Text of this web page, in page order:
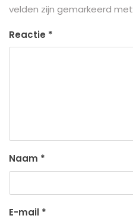
velden zijn gemarkeerd met
Reactie *
Naam *
E-mail *